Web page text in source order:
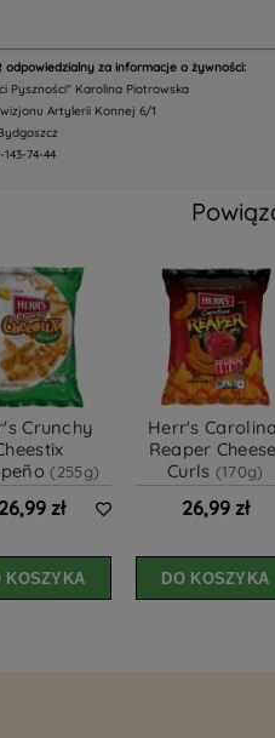
odpowiedzialny za informacje o żywności:
Pyszności" Karolina Piotrowska
Artylerii Konnej 6/1
143-74-44
Crunchy
(255g)
26,99 zł
KOSZYKA
Herr's Carolina
Reaper Cheese
Curls (170g)
26,99 zł
DO KOSZYKA